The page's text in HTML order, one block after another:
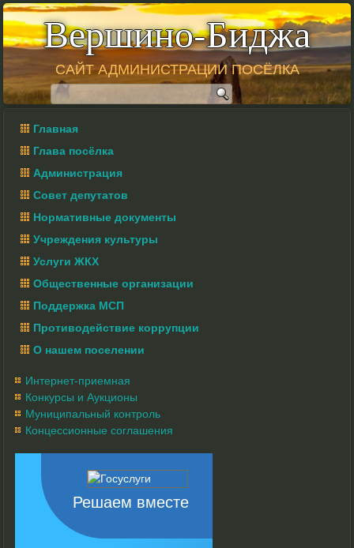
Вершино-Биджа
САЙТ АДМИНИСТРАЦИИ ПОСЁЛКА
Главная
Глава посёлка
Администрация
Совет депутатов
Нормативные документы
Учреждения культуры
Услуги ЖКХ
Общественные организации
Поддержка МСП
Противодействие коррупции
О нашем поселении
Интернет-приемная
Конкурсы и Аукционы
Муниципальный контроль
Концессионные соглашения
Решаем вместе